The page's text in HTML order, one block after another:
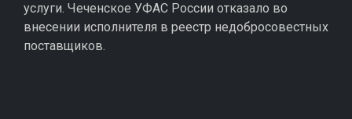
услуги. Чеченское УФАС России отказало во
внесении исполнителя в реестр недобросовестных
поставщиков.